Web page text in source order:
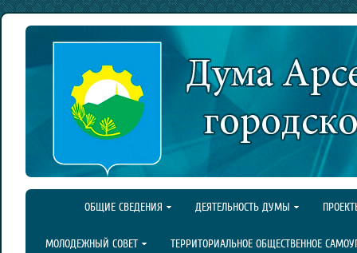
ОБЩИЕ СВЕДЕНИЯ ДЕЯТЕЛЬНОСТЬ ДУМЫ
МОЛОДЕЖНЫЙ СОВЕТ ТЕРРИТОРИАЛЬНОЕ ОБЩЕСТВЕННОЕ